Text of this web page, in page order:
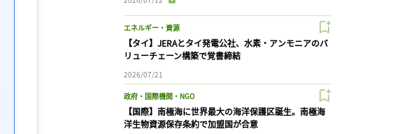
エネルギー・資源
【タイ】JERAとタイ発電公社、水素・アンモニアのバ
リューチェーン構築で覚書締結
2026/07/21
政府・国際機関・NGO
【国際】南極海に世界最大の海洋保護区誕生。南極海
洋生物資源保存条約で加盟国が合意